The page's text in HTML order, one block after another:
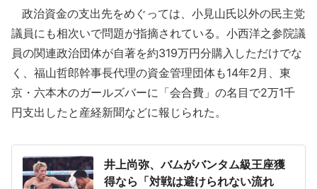
政治資金の支出先をめぐっては、小見山氏以外の民主党
議員にも相次いで問題が指摘されている。小西洋之参院議
員の関連政治団体が自著を約319万円分購入しただけでな
く、福山哲郎幹事長代理の資金管理団体も14年2月、東
京・六本木のガールズバーに「会合費」の名目で2万1千
円支出したと産経新聞などに報じられた。
井上尚弥、バムがバンタム級王座獲
得なら「対戦は避けられない流れ